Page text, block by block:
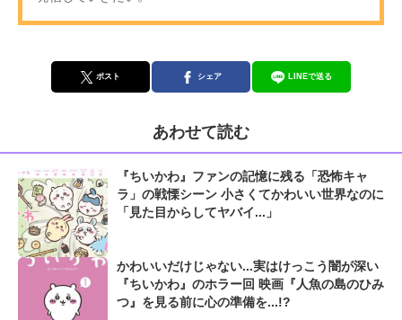
ポスト シェア LINEで送る
あわせて読む
『ちいかわ』ファンの記憶に残る「恐怖キャ
ラ」の戦慄シーン 小さくてかわいい世界なのに
「見た目からしてヤバイ...」
かわいいだけじゃない...実はけっこう闇が深い
『ちいかわ』のホラー回 映画『人魚の島のひみ
つ』を見る前に心の準備を...!?